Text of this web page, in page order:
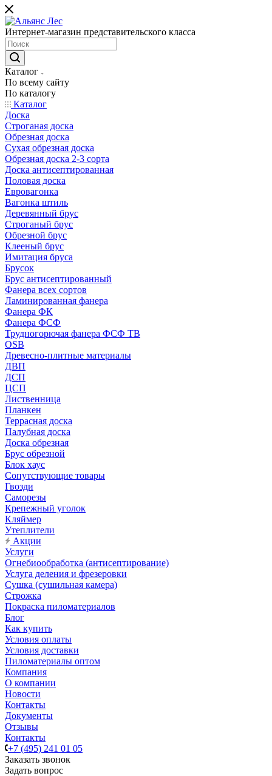
Интернет-магазин представительского класса
Каталог
По всему сайту
По каталогу
Каталог
Доска
Строганая доска
Обрезная доска
Сухая обрезная доска
Обрезная доска 2-3 сорта
Доска антисептированная
Половая доска
Евровагонка
Вагонка штиль
Деревянный брус
Строганый брус
Обрезной брус
Клееный брус
Имитация бруса
Брусок
Брус антисептированный
Фанера всех сортов
Ламинированная фанера
Фанера ФК
Фанера ФСФ
Трудногорючая фанера ФСФ ТВ
OSB
Древесно-плитные материалы
ДВП
ДСП
ЦСП
Лиственница
Планкен
Террасная доска
Палубная доска
Доска обрезная
Брус обрезной
Блок хаус
Сопутствующие товары
Гвозди
Саморезы
Крепежный уголок
Кляймер
Утеплители
Акции
Услуги
Огнебиообработка (антисептирование)
Услуга деления и фрезеровки
Сушка (сушильная камера)
Строжка
Покраска пиломатериалов
Блог
Как купить
Условия оплаты
Условия доставки
Пиломатериалы оптом
Компания
О компании
Новости
Контакты
Документы
Отзывы
Контакты
+7 (495) 241 01 05
Заказать звонок
Задать вопрос